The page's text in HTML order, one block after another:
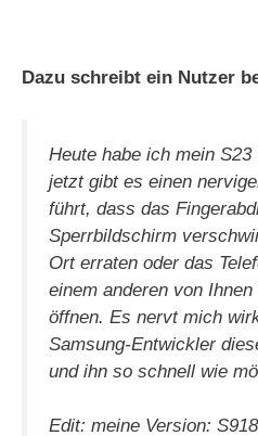
Dazu schreibt ein Nutzer
Heute habe ich mein
jetzt gibt es einen
führt, dass das
Sperrbildschirm
Ort erraten oder das
einem anderen von
öffnen. Es nervt mich
Samsung-Entwickler
und ihn so schnell wie
Edit: meine Version: